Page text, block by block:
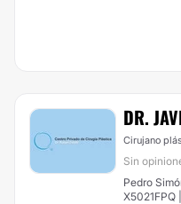
DR.
Cirujano
Sin
Pedro
X5021FPQ